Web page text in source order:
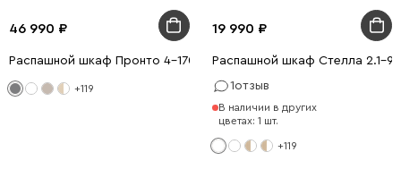
46 990
Распашной шкаф Пронто 4-170x210 Графитовый
+119
19 990
Распашной шкаф Стелла 2.1-
1отзыв
В наличии в других
цветах: 1 шт.
+119